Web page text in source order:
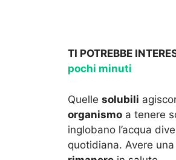
TI POTREBBE
pochi minuti
Quelle solubili
organismo a tenere
inglobano l’acqua
quotidiana. Avere una